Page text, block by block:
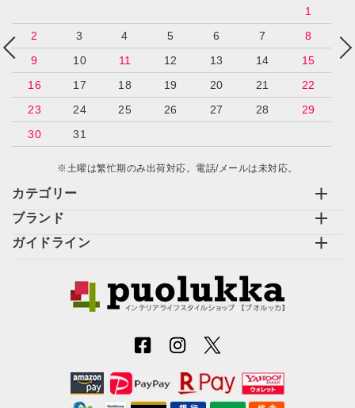
カテゴリー
ブランド
ガイドライン
1
2
3 4 5 6 7
8
9
10 11 12 13 14
15
16
17 18 19 20 21
22
23
24 25 26 27 28
29
30
31
※土曜は繁忙期のみ出荷対応。電話/メールは未対応。